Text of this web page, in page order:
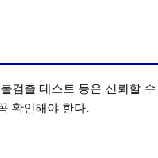
검출 테스트 등은 신뢰할
확인해야 한다.